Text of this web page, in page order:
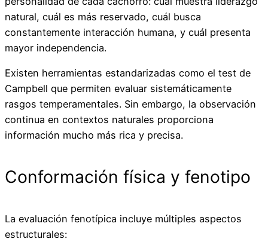
natural, cuál es más reservado, cuál busca
constantemente interacción humana, y cuál presenta
mayor independencia.
Existen herramientas estandarizadas como el test de
Campbell que permiten evaluar sistemáticamente
rasgos temperamentales. Sin embargo, la observación
continua en contextos naturales proporciona
información mucho más rica y precisa.
Conformación física y fenotipo
La evaluación fenotípica incluye múltiples aspectos
estructurales: